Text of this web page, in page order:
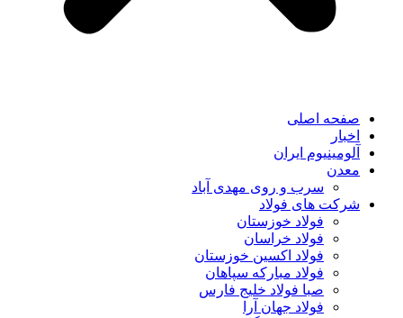
صفحه اصلی
اخبار
آلومینیوم ایران
معدن
سرب و روی مهدی آباد
شرکت های فولاد
فولاد خوزستان
فولاد خراسان
فولاد اکسین خوزستان
فولاد مبارکه سپاهان
صبا فولاد خلیج فارس
فولاد جهان آرا